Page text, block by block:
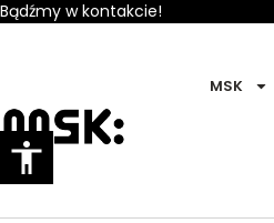
Bądźmy w kontakcie!
MSK